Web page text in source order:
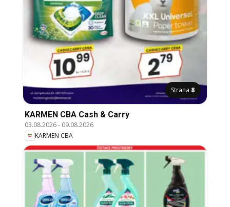
Strana 8
KARMEN CBA Cash & Carry
03.08.2026- 09.08.2026
KARMEN CBA